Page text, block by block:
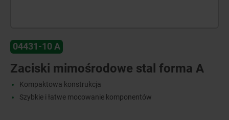
04431-10 A
Zaciski mimośrodowe stal forma A
Kompaktowa konstrukcja
Szybkie i łatwe mocowanie komponentów